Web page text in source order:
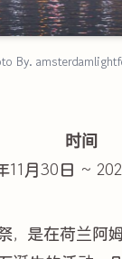
By.
时间
11月30日 ~
，是在荷兰阿